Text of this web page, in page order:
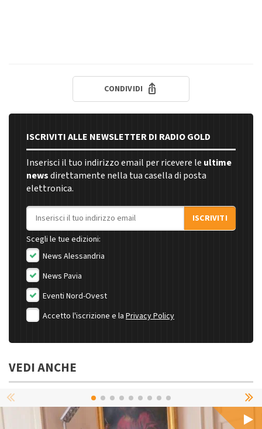
CONDIVIDI
ISCRIVITI ALLE NEWSLETTER DI RADIO GOLD
Inserisci il tuo indirizzo email per ricevere le ultime
newsdirettamente nella tua casella di posta
elettronica.
Indirizzo email
ISCRIVITI
Scegli le tue edizioni:
News Alessandria
News Pavia
Eventi Nord-Ovest
Accetto l'iscrizione e la Privacy Policy
VEDI ANCHE